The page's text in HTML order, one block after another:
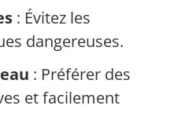
: Évitez les
dangereuses.
: Préférer des
et facilement